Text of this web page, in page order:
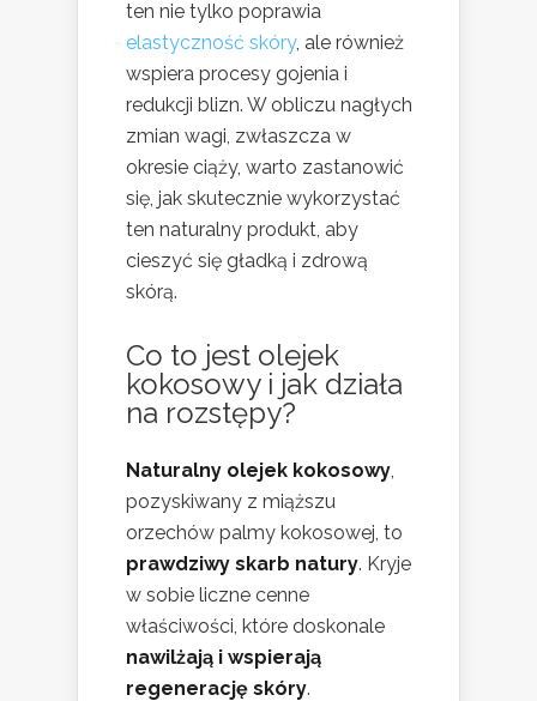
ten nie tylko poprawia
elastyczność skóry, ale również
wspiera procesy gojenia i
redukcji blizn. W obliczu nagłych
zmian wagi, zwłaszcza w
okresie ciąży, warto zastanowić
się, jak skutecznie wykorzystać
ten naturalny produkt, aby
cieszyć się gładką i zdrową
skórą.
Co to jest olejek
kokosowy i jak działa
na rozstępy?
Naturalny olejek kokosowy,
pozyskiwany z miąższu
orzechów palmy kokosowej, to
prawdziwy skarb natury. Kryje
w sobie liczne cenne
właściwości, które doskonale
nawilżają i wspierają
regenerację skóry.